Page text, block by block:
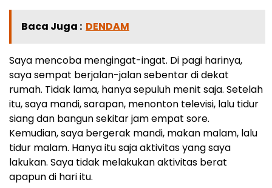
Baca Juga : DENDAM
Saya mencoba mengingat-ingat. Di pagi harinya,
saya sempat berjalan-jalan sebentar di dekat
rumah. Tidak lama, hanya sepuluh menit saja. Setelah
itu, saya mandi, sarapan, menonton televisi, lalu tidur
siang dan bangun sekitar jam empat sore.
Kemudian, saya bergerak mandi, makan malam, lalu
tidur malam. Hanya itu saja aktivitas yang saya
lakukan. Saya tidak melakukan aktivitas berat
apapun di hari itu.